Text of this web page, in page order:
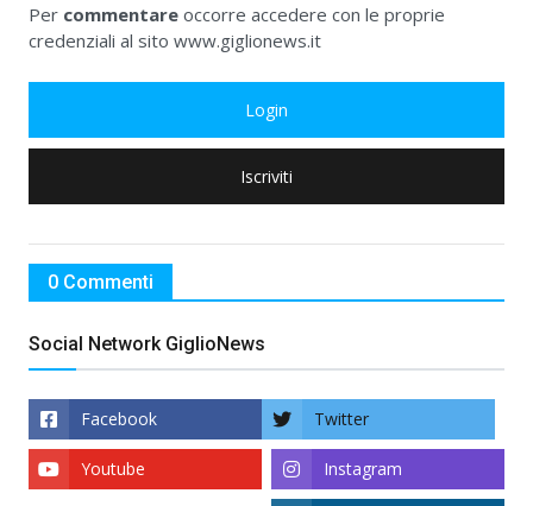
Per commentare occorre accedere con le proprie
credenziali al sito www.giglionews.it
Login
Iscriviti
0 Commenti
Social Network GiglioNews
Facebook Twitter
Instagram
Youtube